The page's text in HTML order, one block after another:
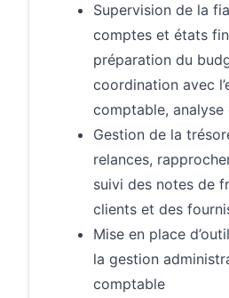
Supervision de la
comptes et états
préparation du
coordination avec
comptable, analyse
Gestion de la
relances,
suivi des notes de
clients et des
Mise en place
la gestion
comptable